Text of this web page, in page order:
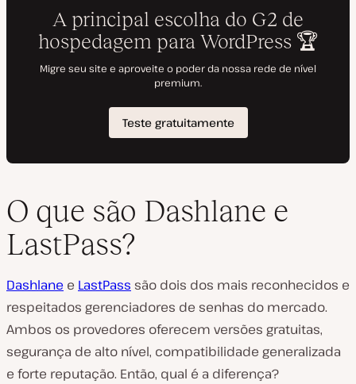
O que são Dashlane e
LastPass?
Dashlane e LastPass são dois dos mais reconhecidos e
respeitados gerenciadores de senhas do mercado.
Ambos os provedores oferecem versões gratuitas,
segurança de alto nível, compatibilidade generalizada
e forte reputação. Então, qual é a diferença?